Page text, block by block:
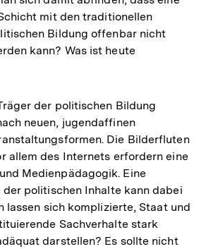
mit den traditionellen
Bildung offenbar nicht
kann? Was ist heute
der politischen Bildung
neuen, jugendaffinen
Die Bilderfluten
allem des Internets erfordern eine
Medienpädagogik. Eine
politischen Inhalte kann dabei
lassen sich komplizierte, Staat und
Sachverhalte stark
darstellen? Es sollte nicht